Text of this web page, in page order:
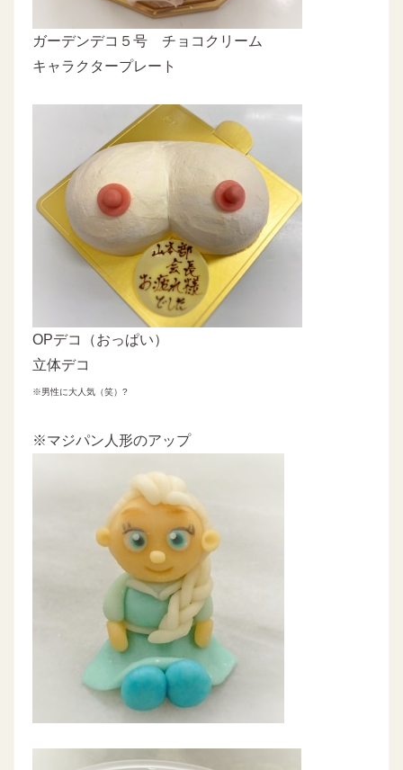
ガーデンデコ５号 チョコクリーム
キャラクタープレート
OPデコ（おっぱい）
立体デコ
※男性に大人気（笑）?
※マジパン人形のアップ